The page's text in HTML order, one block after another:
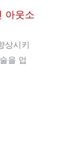
아웃소
시키
을 업